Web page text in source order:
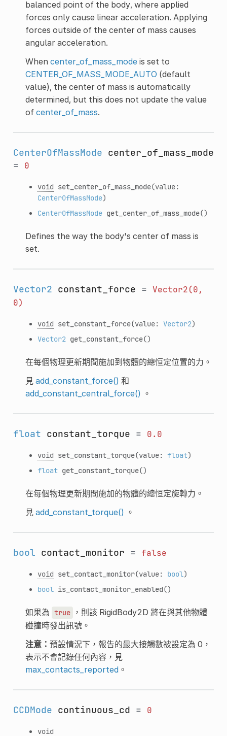
balanced point of the body, where applied
forces only cause linear acceleration. Applying
forces outside of the center of mass causes
angular acceleration.
When center_of_mass_modeis set to
CENTER_OF_MASS_MODE_AUTO (default
value), the center of mass is automatically
determined, but this does not update the value
of center_of_mass.
CenterOfMassMode center_of_mass_mode
=
0
void set_center_of_mass_mode(value:
CenterOfMassMode)
CenterOfMassMode get_center_of_mass_mode()
Defines the way the body's center of mass is
set.
Vector2 constant_force = Vector2(0,
0)
void set_constant_force(value: Vector2)
Vector2 get_constant_force()
在每個物理更新期間施加到物體的總恒定位置的力。
見 add_constant_force() 和
add_constant_central_force() 。
float constant_torque = 0.0
void set_constant_torque(value: float)
float get_constant_torque()
在每個物理更新期間施加的物體的總恒定旋轉力。
見 add_constant_torque() 。
bool contact_monitor = false
void set_contact_monitor(value: bool)
bool is_contact_monitor_enabled()
如果為 true
，則該 RigidBody2D 將在與其他物體
碰撞時發出訊號。
注意： 預設情況下，報告的最大接觸數被設定為 0，
表示不會記錄任何內容，見
max_contacts_reported。
CCDMode continuous_cd = 0
void